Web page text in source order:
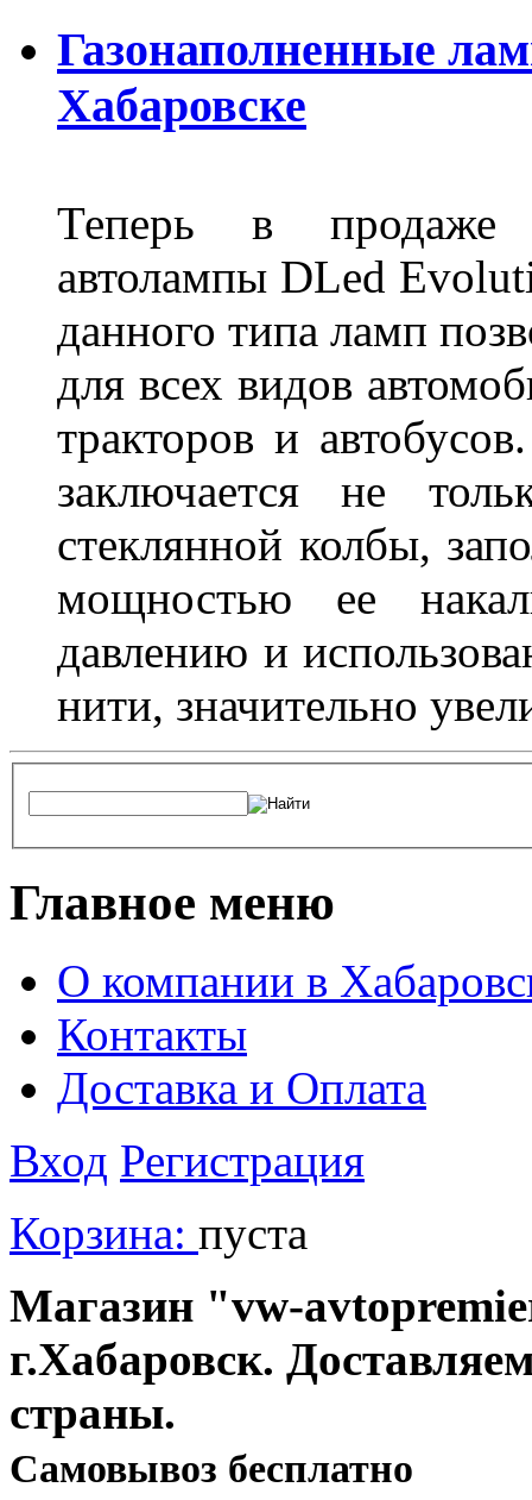
Газонаполненные
Хабаровске
Теперь в продаже
автолампы DLed
данного типа ламп
для всех видов
тракторов и
заключается не
стеклянной колбы,
мощностью ее
давлению и
нити, значительно
Главное меню
О компании в
Контакты
Доставка и Оплата
Вход Регистрация
Корзина: пуста
Магазин "vw-
г.Хабаровск.
страны.
Cамовывоз бесплатно